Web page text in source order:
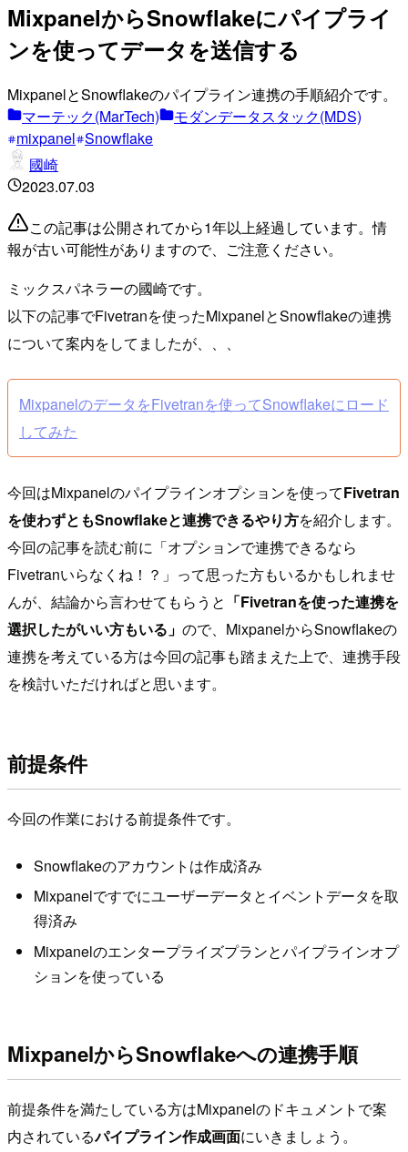
MixpanelからSnowflakeにパイプライ
ンを使ってデータを送信する
MixpanelとSnowflakeのパイプライン連携の手順紹介です。
マーテック(MarTech)
モダンデータスタック(MDS)
mixpanel Snowflake
國崎
2023.07.03
この記事は公開されてから1年以上経過しています。情
報が古い可能性がありますので、ご注意ください。
ミックスパネラーの國崎です。
以下の記事でFivetranを使ったMixpanelとSnowflakeの連携
について案内をしてましたが、、、
MixpanelのデータをFivetranを使ってSnowflakeにロード
してみた
今回はMixpanelのパイプラインオプションを使ってFivetran
を使わずともSnowflakeと連携できるやり方を紹介します。
今回の記事を読む前に「オプションで連携できるなら
Fivetranいらなくね！？」って思った方もいるかもしれませ
んが、結論から言わせてもらうと 「Fivetranを使った連携を
選択したがいい方もいる」 ので、MixpanelからSnowflakeの
連携を考えている方は今回の記事も踏まえた上で、連携手段
を検討いただければと思います。
前提条件
今回の作業における前提条件です。
Snowflakeのアカウントは作成済み
Mixpanelですでにユーザーデータとイベントデータを取
得済み
Mixpanelのエンタープライズプランとパイプラインオプ
ションを使っている
MixpanelからSnowflakeへの連携手順
前提条件を満たしている方はMixpanelのドキュメントで案
内されているパイプライン作成画面にいきましょう。